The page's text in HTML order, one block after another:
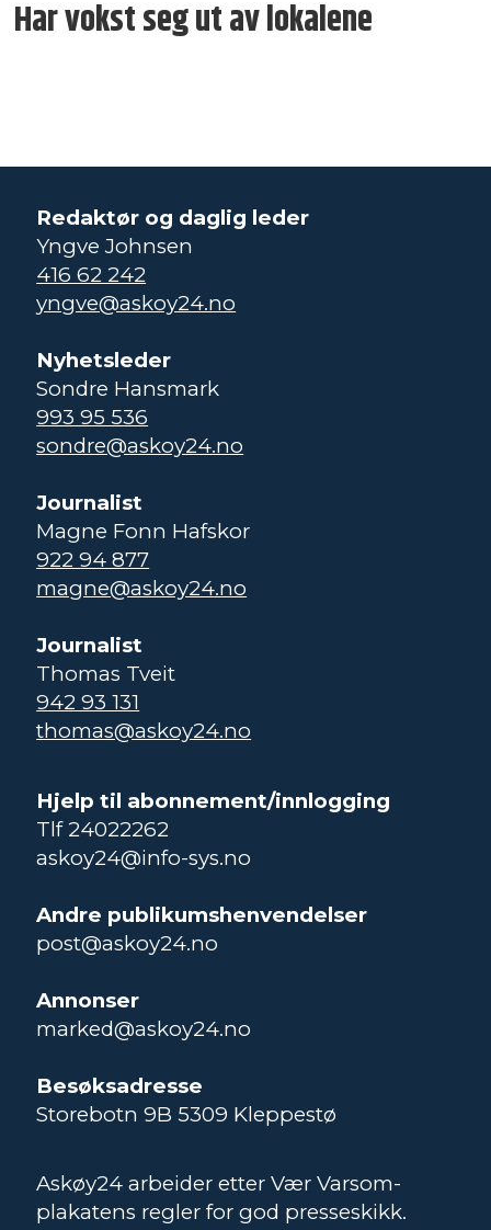
Har vokst seg ut av lokalene
Redaktør og daglig leder
Yngve Johnsen
416 62 242
yngve@askoy24.no
Nyhetsleder
Sondre Hansmark
993 95 536
sondre@askoy24.no
Journalist
Magne Fonn Hafskor
922 94 877
magne@askoy24.no
Journalist
Thomas Tveit
942 93 131
thomas@askoy24.no
Hjelp til abonnement/innlogging
Tlf 24022262
askoy24@info-sys.no
Andre publikumshenvendelser
post@askoy24.no
Annonser
marked@askoy24.no
Besøksadresse
Storebotn 9B 5309 Kleppestø
Askøy24 arbeider etter Vær Varsom-
plakatens regler for god presseskikk.